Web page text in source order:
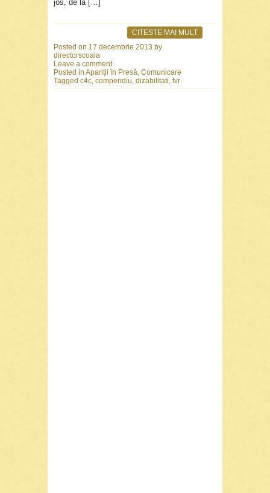
jos, de la […]
CITESTE MAI MULT
Posted on 17 decembrie 2013 by
directorscoala
Leave a comment
Posted in Apariții în Presă, Comunicare
Tagged c4c, compendiu, dizabilitati, tvr